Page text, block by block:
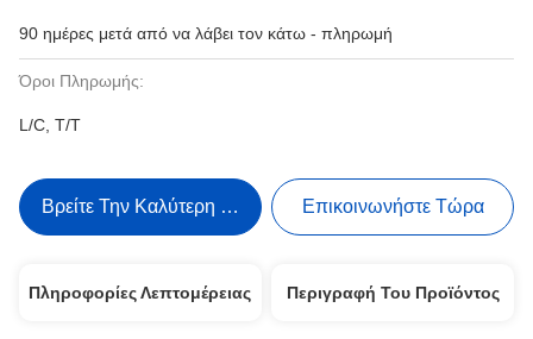
90 ημέρες μετά από να λάβει τον κάτω - πληρωμή
Όροι Πληρωμής:
L/C, T/T
Βρείτε Την Καλύτερη Τιμή Επικοινωνήστε Τώρα
Πληροφορίες Λεπτομέρειας Περιγραφή Του Προϊόντος